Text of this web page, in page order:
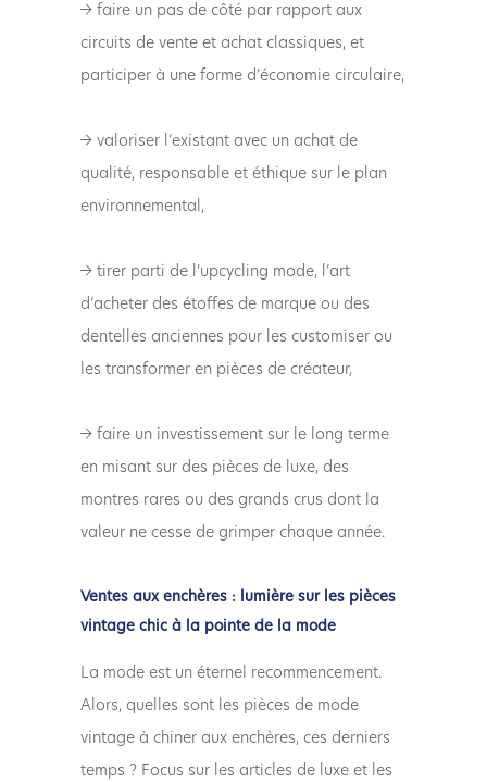
→ faire un pas de côté par rapport aux
circuits de vente et achat classiques, et
participer à une forme d’économie circulaire,
→ valoriser l’existant avec un achat de
qualité, responsable et éthique sur le plan
environnemental,
→ tirer parti de l’upcycling mode, l’art
d’acheter des étoffes de marque ou des
dentelles anciennes pour les customiser ou
les transformer en pièces de créateur,
→ faire un investissement sur le long terme
en misant sur des pièces de luxe, des
montres rares ou des grands crus dont la
valeur ne cesse de grimper chaque année.
Ventes aux enchères : lumière sur les pièces
vintage chic à la pointe de la mode
La mode est un éternel recommencement.
Alors, quelles sont les pièces de mode
vintage à chiner aux enchères, ces derniers
temps ? Focus sur les articles de luxe et les